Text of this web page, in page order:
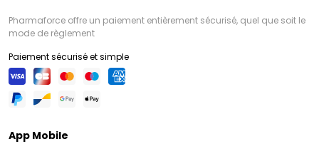
Pharmaforce offre un paiement entièrement sécurisé, quel que soit le
mode de règlement
Paiement sécurisé et simple
App Mobile